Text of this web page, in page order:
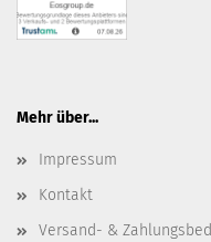
Mehr über...
Impressum
Kontakt
Versand- &